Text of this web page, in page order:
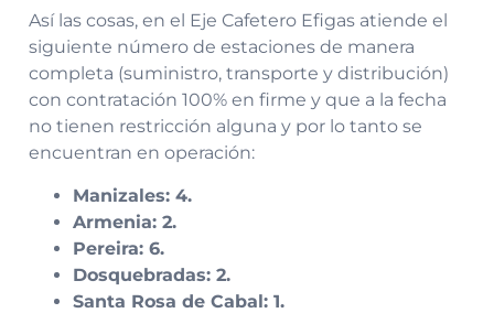
Así las cosas, en el Eje Cafetero Efigas atiende el
siguiente número de estaciones de manera
completa (suministro, transporte y distribución)
con contratación 100% en firme y que a la fecha
no tienen restricción alguna y por lo tanto se
encuentran en operación:
Manizales: 4.
Armenia: 2.
Pereira: 6.
Dosquebradas: 2.
Santa Rosa de Cabal: 1.